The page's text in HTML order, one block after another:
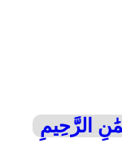
الرَّحِيمِ